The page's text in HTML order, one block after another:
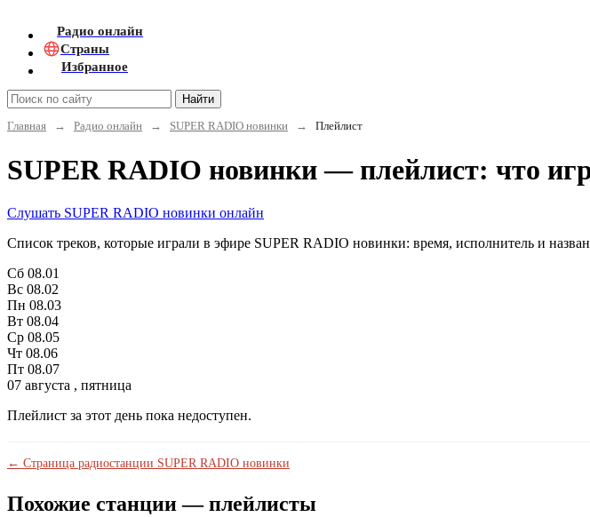
Радио онлайн
Страны
Избранное
Найти
Главная
→ Радио онлайн → SUPER RADIO новинки → Плейлист
SUPER RADIO новинки — плейлист: что
Слушать SUPER RADIO новинки онлайн
Список треков, которые играли в эфире SUPER RADIO новинки: время, исполнитель и
Сб 08.01
Вс 08.02
Пн 08.03
Вт 08.04
Ср 08.05
Чт 08.06
Пт 08.07
07 августа , пятница
Плейлист за этот день пока недоступен.
← Страница радиостанции SUPER RADIO новинки
Похожие станции — плейлисты